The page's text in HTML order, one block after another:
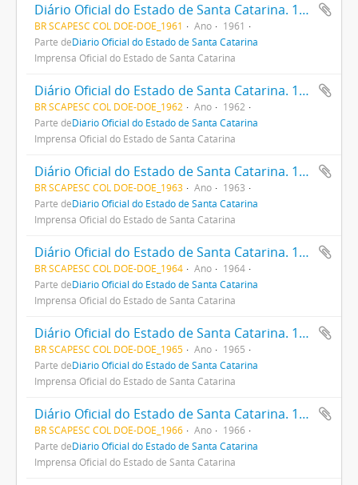
Diário Oficial do Estado de Santa Catarina. 1961
BR SCAPESC COL DOE-DOE_1961 Ano
1961
Parte deDiário Oficial do Estado de Santa Catarina
Imprensa Oficial do Estado de Santa Catarina
Diário Oficial do Estado de Santa Catarina. 1962
BR SCAPESC COL DOE-DOE_1962 Ano
1962
Parte deDiário Oficial do Estado de Santa Catarina
Imprensa Oficial do Estado de Santa Catarina
Diário Oficial do Estado de Santa Catarina. 1963
BR SCAPESC COL DOE-DOE_1963 Ano
1963
Parte deDiário Oficial do Estado de Santa Catarina
Imprensa Oficial do Estado de Santa Catarina
Diário Oficial do Estado de Santa Catarina. 1964
BR SCAPESC COL DOE-DOE_1964 Ano
1964
Parte deDiário Oficial do Estado de Santa Catarina
Imprensa Oficial do Estado de Santa Catarina
Diário Oficial do Estado de Santa Catarina. 1965
BR SCAPESC COL DOE-DOE_1965 Ano
1965
Parte deDiário Oficial do Estado de Santa Catarina
Imprensa Oficial do Estado de Santa Catarina
Diário Oficial do Estado de Santa Catarina. 1966
BR SCAPESC COL DOE-DOE_1966 Ano
1966
Parte deDiário Oficial do Estado de Santa Catarina
Imprensa Oficial do Estado de Santa Catarina